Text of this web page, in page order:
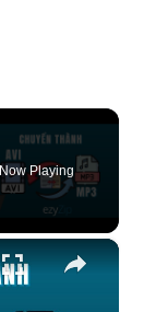
Now Playing
×